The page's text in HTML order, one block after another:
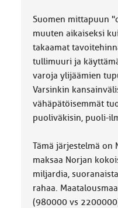
Suomen mittapuun
muuten aikaiseksi
takaamat
tullimuuri ja
varoja ylijäämien
Varsinkin
vähäpätöisemmät
puoliväkisin, puoli-
Tämä järjestelmä on
maksaa Norjan
miljardia,
rahaa.
(980000 vs